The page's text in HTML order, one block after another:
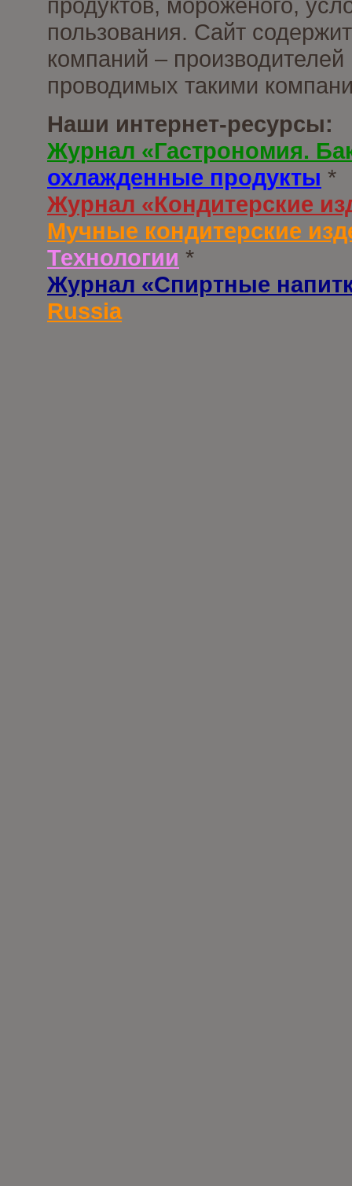
пользования. Сайт
компаний –
проводимых такими
Наши интернет-ресурсы:
Журнал «Гастрономия.
охлажденные продукты *
Журнал «Кондитерские
Мучные кондитерские
Технологии *
Журнал «Спиртные
Russia